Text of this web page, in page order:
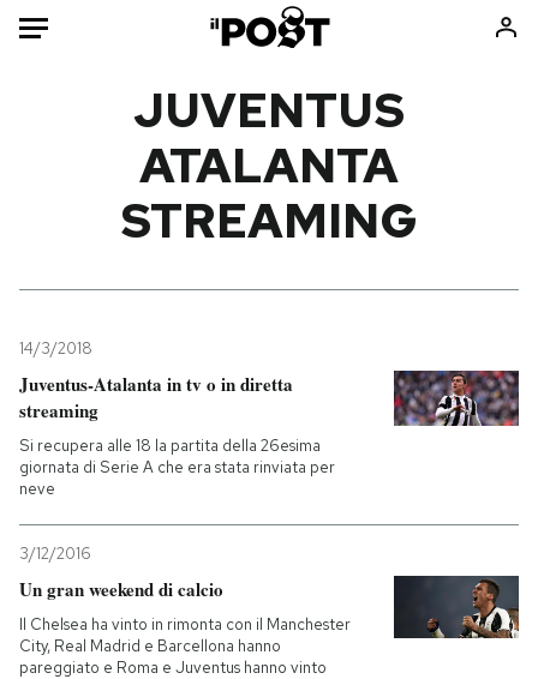
Mondo
Internet
Scienza
Cultura
Economia
Sport
Moda
Libri
Altrecose
Mondiali calcio 2026
PODCAST
NEWSLETTER
JUVENTUS
ATALANTA
STREAMING
14/3/2018
Juventus-Atalanta in tv o in diretta
streaming
Si recupera alle 18 la partita della 26esima
giornata di Serie A che era stata rinviata per
neve
3/12/2016
Un gran weekend di calcio
Il Chelsea ha vinto in rimonta con il Manchester
City, Real Madrid e Barcellona hanno
pareggiato e Roma e Juventus hanno vinto